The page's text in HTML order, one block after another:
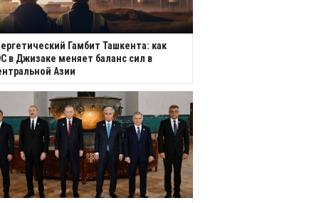
Гамбит Ташкента: как
в Джизаке меняет баланс сил в
Азии